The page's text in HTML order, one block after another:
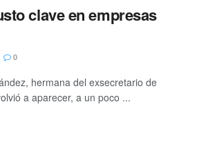
clave en empresas
0
hermana del exsecretario de
a aparecer, a un poco ...